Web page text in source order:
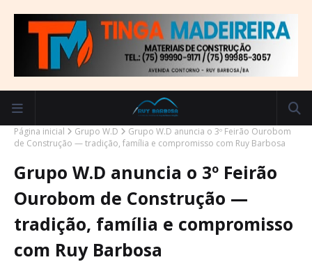
Página inicial Grupo W.D
Grupo W.D anuncia o 3º Feirão Ourobom
de Construção — tradição, família e compromisso com Ruy Barbosa
Grupo W.D anuncia o 3º Feirão
Ourobom de Construção —
tradição, família e compromisso
com Ruy Barbosa